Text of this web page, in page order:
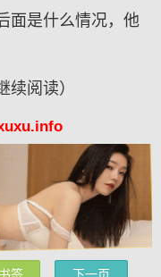
面是什么情况，他
续阅读）